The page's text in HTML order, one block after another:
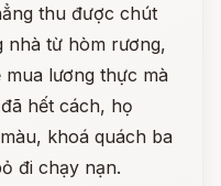
thu được chút
nhà từ hòm rương,
mua lương thực mà
hết cách, họ
khoá quách ba
đi chạy nạn.